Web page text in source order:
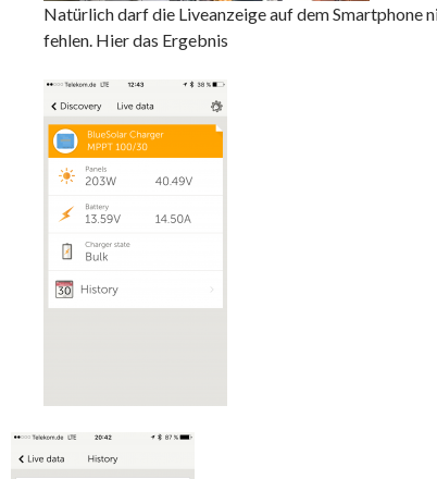
Natürlich darf die Liveanzeige auf dem Smartphone
fehlen. Hier das Ergebnis